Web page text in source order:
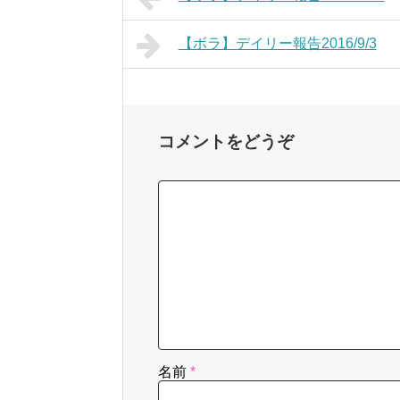
【ボラ】デイリー報告2016/9/3
コメントをどうぞ
名前 *